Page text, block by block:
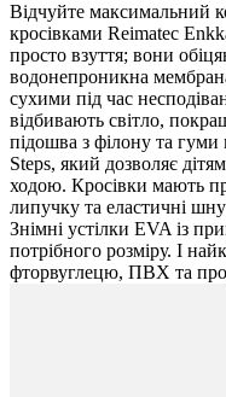
Відчуйте максимальний
кросівками Reimatec
просто взуття; вони
водонепроникна
сухими під час
відбивають світло,
підошва з філону та
Steps, який дозволяє
ходою. Кросівки мають
липучку та еластичні
Знімні устілки EVA із
потрібного розміру. І
фторвуглецю, ПВХ та